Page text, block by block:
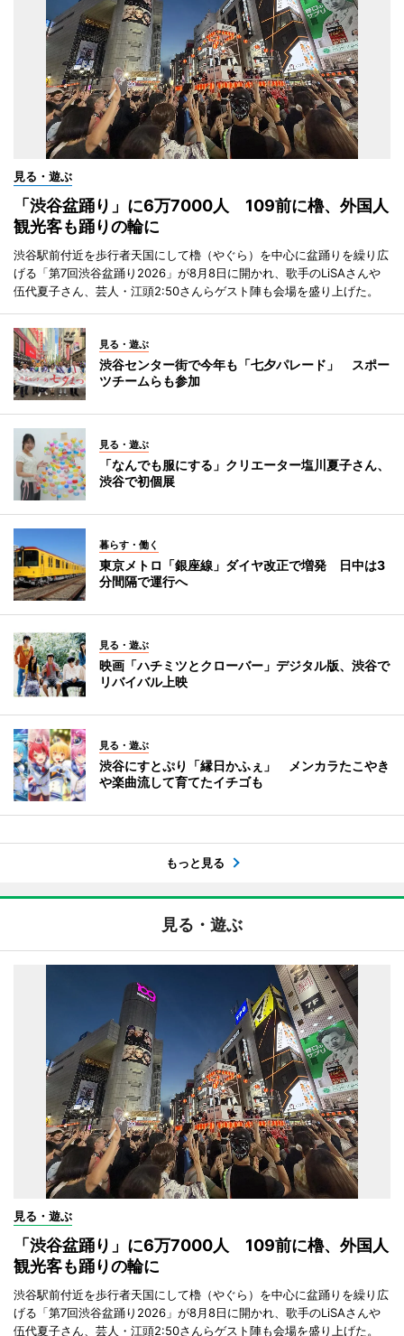
見る・遊ぶ
「渋谷盆踊り」に6万7000人 109前に櫓、外国人
観光客も踊りの輪に
渋谷駅前付近を歩行者天国にして櫓（やぐら）を中心に盆踊りを繰り広
げる「第7回渋谷盆踊り2026」が8月8日に開かれ、歌手のLiSAさんや
伍代夏子さん、芸人・江頭2:50さんらゲスト陣も会場を盛り上げた。
見る・遊ぶ
渋谷センター街で今年も「七夕パレード」 スポー
ツチームらも参加
見る・遊ぶ
「なんでも服にする」クリエーター塩川夏子さん、
渋谷で初個展
暮らす・働く
東京メトロ「銀座線」ダイヤ改正で増発 日中は3
分間隔で運行へ
見る・遊ぶ
映画「ハチミツとクローバー」デジタル版、渋谷で
リバイバル上映
見る・遊ぶ
渋谷にすとぷり「縁日かふぇ」 メンカラたこやき
や楽曲流して育てたイチゴも
もっと見る
見る・遊ぶ
見る・遊ぶ
「渋谷盆踊り」に6万7000人 109前に櫓、外国人
観光客も踊りの輪に
渋谷駅前付近を歩行者天国にして櫓（やぐら）を中心に盆踊りを繰り広
げる「第7回渋谷盆踊り2026」が8月8日に開かれ、歌手のLiSAさんや
伍代夏子さん、芸人・江頭2:50さんらゲスト陣も会場を盛り上げた。